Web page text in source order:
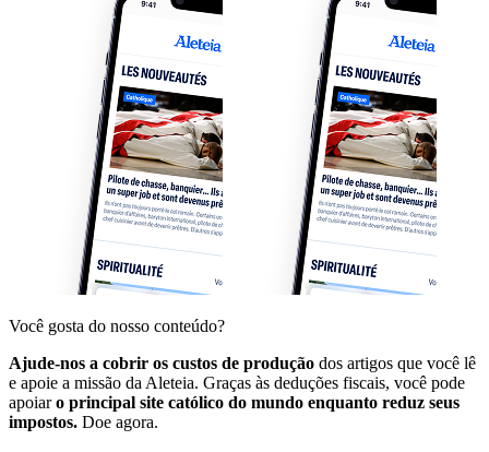
Você gosta do nosso conteúdo?
Ajude-nos a cobrir os custos de produção dos artigos que você lê
e apoie a missão da Aleteia. Graças às deduções fiscais, você pode
apoiaro principal site católico do mundo enquanto reduz seus
impostos. Doe agora.